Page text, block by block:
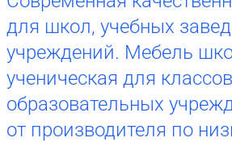
для школ, учебных
учреждений. Мебель
ученическая для
образовательных
от производителя по